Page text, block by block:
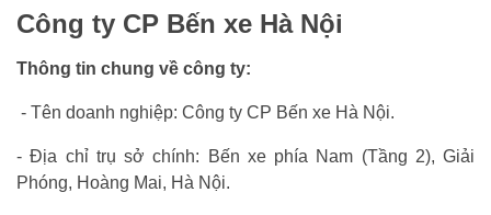
Công ty CP Bến xe Hà Nội
Thông tin chung về công ty:
- Tên doanh nghiệp: Công ty CP Bến xe Hà Nội.
- Địa chỉ trụ sở chính: Bến xe phía Nam (Tầng 2), Giải
Phóng, Hoàng Mai, Hà Nội.